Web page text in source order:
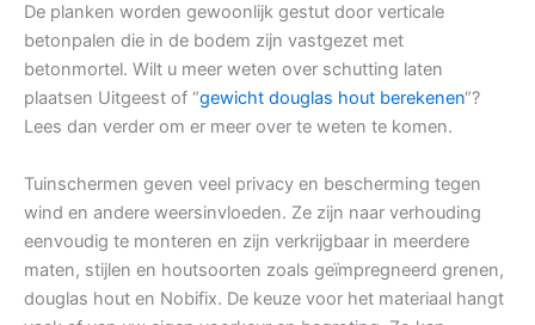
De planken worden gewoonlijk gestut door verticale
betonpalen die in de bodem zijn vastgezet met
betonmortel. Wilt u meer weten over schutting laten
plaatsen Uitgeest of “gewicht douglas hout berekenen“?
Lees dan verder om er meer over te weten te komen.
Tuinschermen geven veel privacy en bescherming tegen
wind en andere weersinvloeden. Ze zijn naar verhouding
eenvoudig te monteren en zijn verkrijgbaar in meerdere
maten, stijlen en houtsoorten zoals geïmpregneerd grenen,
douglas hout en Nobifix. De keuze voor het materiaal hangt